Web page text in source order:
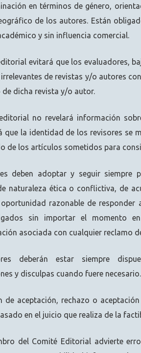
en términos de género,
de los autores. Están
y sin influencia comercial.
evitará que los evaluadores,
de revistas y/o autores
de dicha revista y/o autor.
no revelará información
que la identidad de los revisores se
de los artículos sometidos para
deben adoptar y seguir siempre
naturaleza ética o conflictiva, de
razonable de responder
sin importar el momento
asociada con cualquier reclamo
deberán estar siempre
y disculpas cuando fuere necesario.
de aceptación, rechazo o
en el juicio que realiza de la
del Comité Editorial advierte